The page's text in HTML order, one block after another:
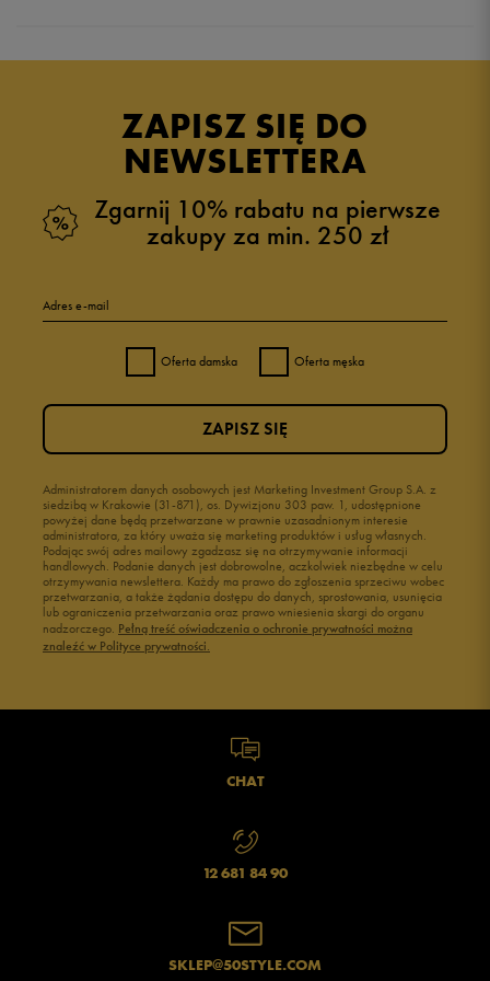
ZAPISZ SIĘ DO
NEWSLETTERA
Zgarnij 10% rabatu na pierwsze
zakupy za min. 250 zł
Adres e-mail
Oferta damska Oferta męska
Administratorem danych osobowych jest Marketing Investment Group S.A. z
siedzibą w Krakowie (31-871), os. Dywizjonu 303 paw. 1, udostępnione
powyżej dane będą przetwarzane w prawnie uzasadnionym interesie
administratora, za który uważa się marketing produktów i usług własnych.
Podając swój adres mailowy zgadzasz się na otrzymywanie informacji
handlowych. Podanie danych jest dobrowolne, aczkolwiek niezbędne w celu
otrzymywania newslettera. Każdy ma prawo do zgłoszenia sprzeciwu wobec
przetwarzania, a także żądania dostępu do danych, sprostowania, usunięcia
lub ograniczenia przetwarzania oraz prawo wniesienia skargi do organu
nadzorczego. Pełną treść oświadczenia o ochronie prywatności można
znaleźć w Polityce prywatności.
ZAPISZ SIĘ
CHAT
12 681 84 90
SKLEP@50STYLE.COM